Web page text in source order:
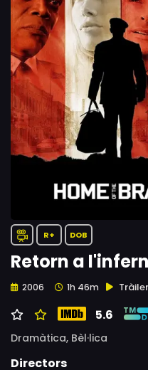
R+ DOB
Retorn a l'infern
2006 1h 46m Tràiler
5.6
Dramàtica, Bèl·lica
Directors